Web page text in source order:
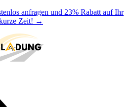
anfragen und 23% Rabatt auf Ihr
Zeit! →